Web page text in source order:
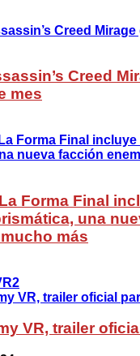
Creed
mes
Forma Final
una
más
VR, trailer